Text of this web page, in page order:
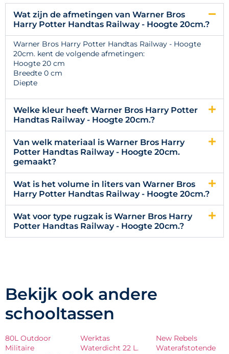
Wat zijn de afmetingen van Warner Bros
Harry Potter Handtas Railway - Hoogte 20cm.?
Warner Bros Harry Potter Handtas Railway - Hoogte
20cm. kent de volgende afmetingen:
Hoogte 20 cm
Breedte 0 cm
Diepte
Welke kleur heeft Warner Bros Harry Potter
Handtas Railway - Hoogte 20cm.?
Van welk materiaal is Warner Bros Harry
Potter Handtas Railway - Hoogte 20cm.
gemaakt?
Wat is het volume in liters van Warner Bros
Harry Potter Handtas Railway - Hoogte 20cm.?
Wat voor type rugzak is Warner Bros Harry
Potter Handtas Railway - Hoogte 20cm.?
Bekijk ook andere
schooltassen
80L Outdoor
Militaire
Werktas
Waterdicht 22 L.
New Rebels
Waterafstotende